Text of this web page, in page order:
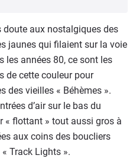
aux nostalgiques des
jaunes qui filaient sur la voie
les années 80, ce sont les
de cette couleur pour
des vieilles « Béhèmes ».
d’air sur le bas du
« flottant » tout aussi gros à
aux coins des boucliers
Track Lights ».